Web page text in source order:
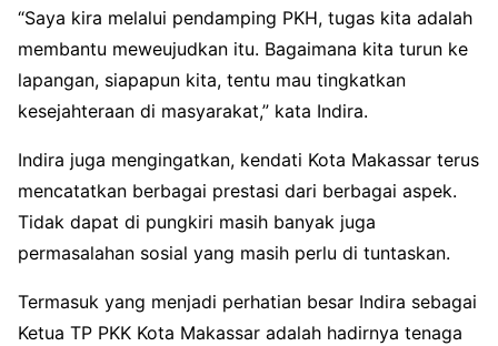
“Saya kira melalui pendamping PKH, tugas kita adalah
membantu meweujudkan itu. Bagaimana kita turun ke
lapangan, siapapun kita, tentu mau tingkatkan
kesejahteraan di masyarakat,” kata Indira.
Indira juga mengingatkan, kendati Kota Makassar terus
mencatatkan berbagai prestasi dari berbagai aspek.
Tidak dapat di pungkiri masih banyak juga
permasalahan sosial yang masih perlu di tuntaskan.
Termasuk yang menjadi perhatian besar Indira sebagai
Ketua TP PKK Kota Makassar adalah hadirnya tenaga